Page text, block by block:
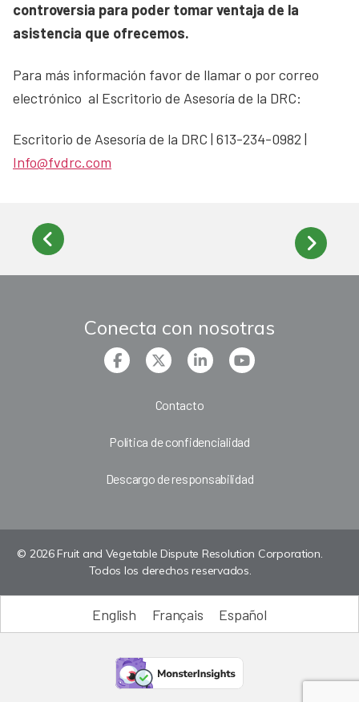
controversia para poder tomar ventaja de la
asistencia que ofrecemos.
Para más información favor de llamar o por correo
electrónico al Escritorio de Asesoría de la DRC:
Escritorio de Asesoría de la DRC | 613-234-0982 |
Info@fvdrc.com
Conecta con nosotras
Contacto
Política de confidencialidad
Descargo de responsabilidad
© 2026 Fruit and Vegetable Dispute Resolution Corporation.
Todos los derechos reservados.
English Français Español